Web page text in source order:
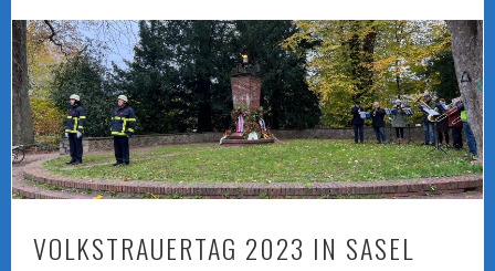
VOLKSTRAUERTAG 2023 IN SASEL